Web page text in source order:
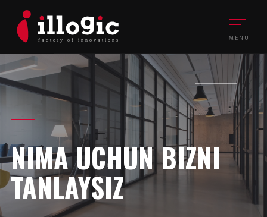
MENU
NIMA UCHUN BIZNI
TANLAYSIZ